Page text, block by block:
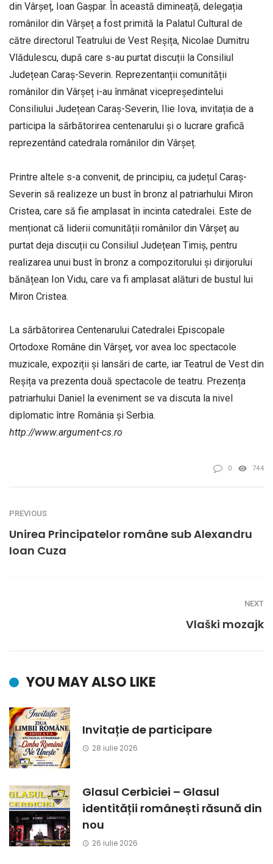
din Vârșeț, Ioan Gașpar. În această dimineață, delegația
românilor din Vârșeț a fost primită la Palatul Cultural de
către directorul Teatrului de Vest Reșița, Nicolae Dumitru
Vlădulescu, după care s-au purtat discuții la Consiliul
Județean Caraș-Severin. Reprezentanții comunității
românilor din Vârșeț i-au înmânat vicepreședintelui
Consiliului Județean Caraș-Severin, Ilie Iova, invitația de a
participa la sărbătorirea centenarului și o lucrare grafică
reprezentând catedrala românilor din Vârșeț.
Printre altele s-a convenit, de principiu, ca județul Caraș-
Severin să realizeze un bust în bronz al patriarhului Miron
Cristea, care să fie amplasat în incinta catedralei. Este de
menționat că liderii comunității românilor din Vârșeț au
purtat deja discuții cu Consiliul Județean Timiș, pentru
realizarea unui bust în bronz a compozitorului și dirijorului
bănățean Ion Vidu, care va fi amplasat alături de bustul lui
Miron Cristea.
La sărbătorirea Centenarului Catedralei Episcopale
Ortodoxe Române din Vârșeț, vor avea loc spectacole
muzicale, expoziții și lansări de carte, iar Teatrul de Vest din
Reșița va prezenta două spectacole de teatru. Prezența
patriarhului Daniel la eveniment se va discuta la nivel
diplomatic între România și Serbia.
http://www.argument-cs.ro
0 744
PREVIOUS
Unirea Principatelor române sub Alexandru
Ioan Cuza
NEXT
Vlaški mozajk
YOU MAY ALSO LIKE
Invitație de participare
28 iulie 2026
Glasul Cerbiciei – Glasul
identității românești răsună din
nou
26 iulie 2026